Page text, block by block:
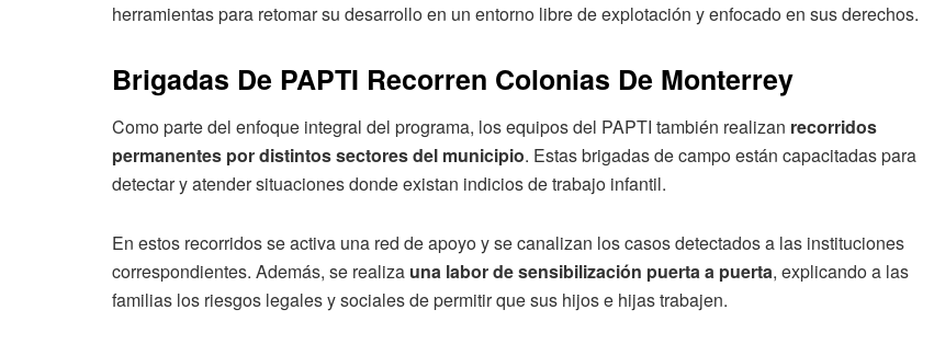
herramientas para retomar su desarrollo en un entorno libre de explotación y enfocado en sus derechos.
Brigadas De PAPTI Recorren Colonias De Monterrey
Como parte del enfoque integral del programa, los equipos del PAPTI también realizan recorridos
permanentes por distintos sectores del municipio. Estas brigadas de campo están capacitadas para
detectar y atender situaciones donde existan indicios de trabajo infantil.
En estos recorridos se activa una red de apoyo y se canalizan los casos detectados a las instituciones
correspondientes. Además, se realiza una labor de sensibilización puerta a puerta, explicando a las
familias los riesgos legales y sociales de permitir que sus hijos e hijas trabajen.